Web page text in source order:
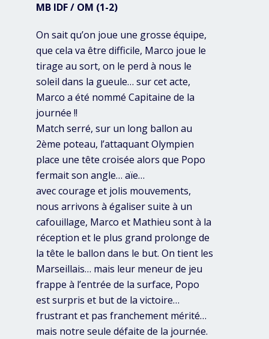
MB IDF / OM (1-2)
On sait qu’on joue une grosse équipe,
que cela va être difficile, Marco joue le
tirage au sort, on le perd à nous le
soleil dans la gueule… sur cet acte,
Marco a été nommé Capitaine de la
journée !!
Match serré, sur un long ballon au
2ème poteau, l’attaquant Olympien
place une tête croisée alors que Popo
fermait son angle… aïe…
avec courage et jolis mouvements,
nous arrivons à égaliser suite à un
cafouillage, Marco et Mathieu sont à la
réception et le plus grand prolonge de
la tête le ballon dans le but. On tient les
Marseillais… mais leur meneur de jeu
frappe à l’entrée de la surface, Popo
est surpris et but de la victoire…
frustrant et pas franchement mérité…
mais notre seule défaite de la journée.